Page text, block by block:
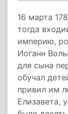
16 марта
тогда
империю,
Иоганн
для сына
обучал
привил им
Елизавета,